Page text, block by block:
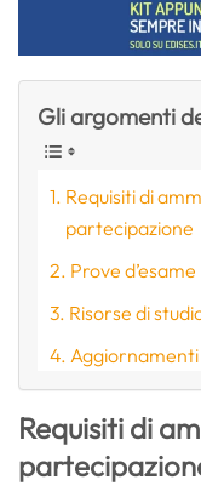
Gli argomenti
Requisiti di
partecipazione
Prove d’esame
Risorse di
Aggiornamenti
Requisiti di